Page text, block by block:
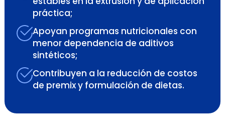
práctica;
Apoyan programas nutricionales con
menor dependencia de aditivos
sintéticos;
Contribuyen a la reducción de costos
de premix y formulación de dietas.